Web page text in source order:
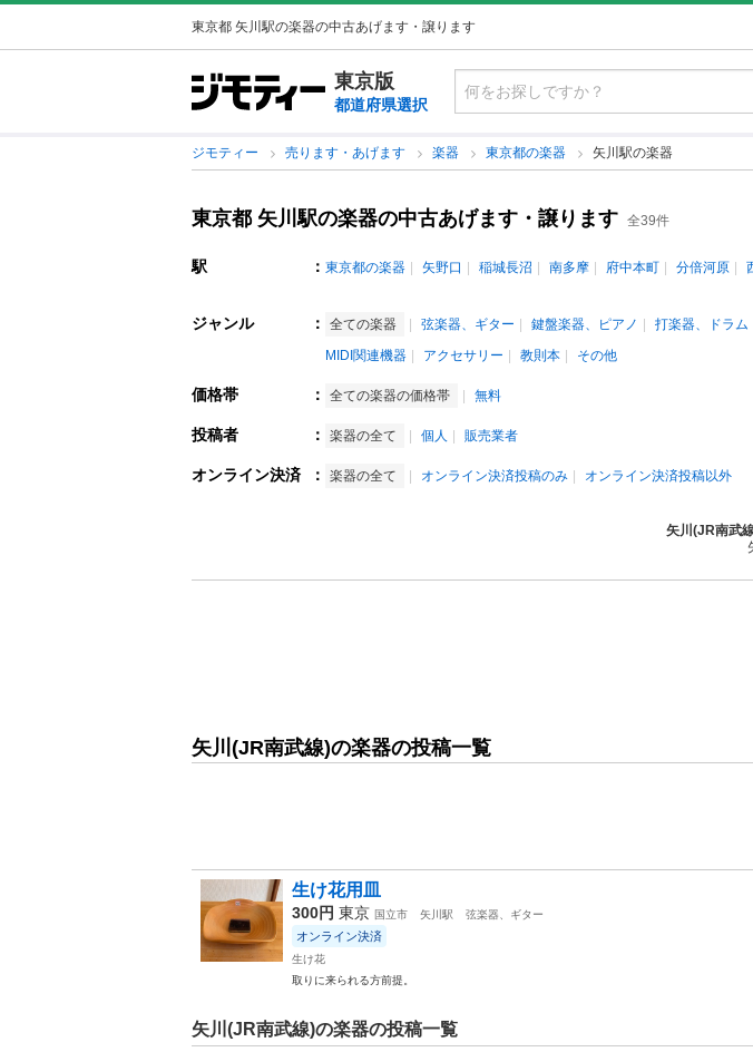
東京都 矢川駅の楽器の中古あげます・譲ります
東京版
都道府県選択
ジモティー 売ります・あげます 楽器 東京都の楽器 矢川駅の楽器
東京都 矢川駅の楽器の中古あげます・譲ります 全39件
駅 ： 東京都の楽器 矢野口 稲城長沼 南多摩 府中本町 分倍河原
ジャンル ： 全ての楽器 弦楽器、ギター 鍵盤楽器、ピアノ 打楽器、ドラム
MIDI関連機器
アクセサリー 教則本 その他
価格帯 ： 全ての楽器の価格帯 無料
投稿者 ： 楽器の全て 個人 販売業者
オンライン決済 ： 楽器の全て オンライン決済投稿のみ オンライン決済投稿以外
矢川(JR南武
矢川(JR南武線)の楽器の投稿一覧
生け花用皿
300円 東京 国立市 矢川駅 弦楽器、ギター
オンライン決済
生け花
取りに来られる方前提。
矢川(JR南武線)の楽器の投稿一覧